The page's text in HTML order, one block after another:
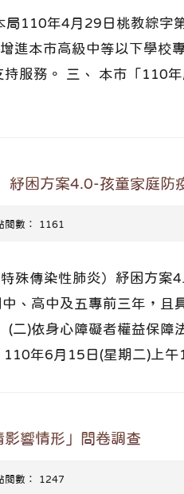
局110年4月29日桃教綜
進本市高級中等以下學校
服務。 三、 本市「110
紓困方案4.0-孩童家庭防
數： 1161
殊傳染性肺炎）紓困方案
、高中及五專前三年，
(二)依身心障礙者權益保
年6月15日(星期二)上
響情形」問卷調查
閱數： 1247